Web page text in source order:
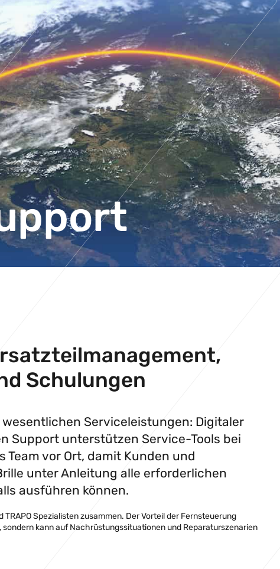
Schulungen
Serviceleistungen: Digitaler
Support unterstützen Service-Tools bei
vor Ort, damit Kunden und
unter Anleitung alle erforderlichen
ausführen können.
Spezialisten zusammen. Der Vorteil der Fernsteuerung
kann auf Nachrüstungssituationen und Reparaturszenarien